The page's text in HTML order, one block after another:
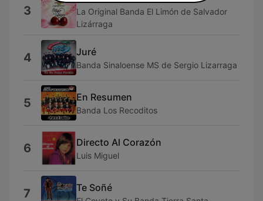
3
La Original Banda El Limón de Salvador
Lizárraga
4 Juré
Banda Sinaloense MS de Sergio Lizarraga
5 En Resumen
Banda Los Recoditos
6 Directo Al Corazón
Luis Miguel
7 Te Soñé